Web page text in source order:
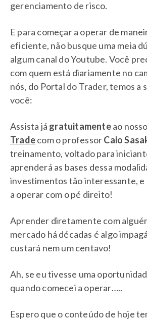
gerenciamento de risco.
E para começar a operar de
eficiente, não busque uma meia
algum canal do Youtube. Você
com quem está diariamente no
nós, do Portal do Trader, temos a
você:
Assista já gratuitamenteao nosso
Tradecom o professorCaio
treinamento, voltado para
aprenderá as bases dessa
investimentos tão interessante, e
a operar com o pé direito!
Aprender diretamente com
mercado há décadas é algo
custará nem um centavo!
Ah, se eu tivesse uma
quando comecei a operar…..
Espero que o conteúdo de hoje